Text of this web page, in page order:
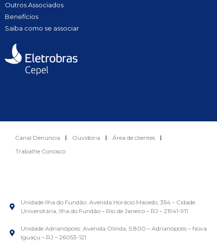
Outros Associados
Benefícios
Saiba como se associar
Canal Denúncia Ouvidoria
Área de clientes
Trabalhe Conosco
Unidade Ilha do Fundão: Avenida Horácio Macedo, 354 – Cidade
Universitária, Ilha do Fundão – Rio de Janeiro – RJ – 21941-911
Unidade Adrianópolis: Avenida Olinda, 5.800 – Adrianópolis – Nova
Iguaçu – RJ – 26053-121